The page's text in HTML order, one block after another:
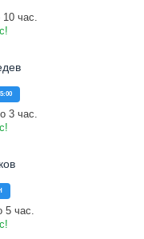
час.
3 час.
5 час.